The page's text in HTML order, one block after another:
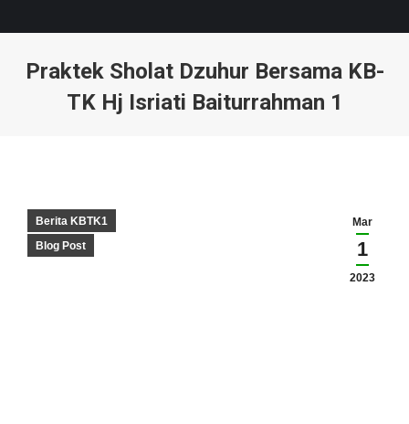
Praktek Sholat Dzuhur Bersama KB-
TK Hj Isriati Baiturrahman 1
Mar
1
2023
Berita KBTK1
Blog Post